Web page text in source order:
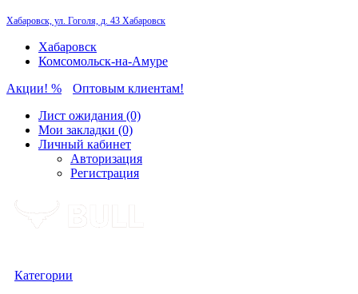
Хабаровск, ул. Гоголя, д. 43 Хабаровск
Хабаровск
Комсомольск-на-Амуре
Акции! %
Оптовым клиентам!
Лист ожидания (0)
Мои закладки (0)
Личный кабинет
Авторизация
Регистрация
Категории